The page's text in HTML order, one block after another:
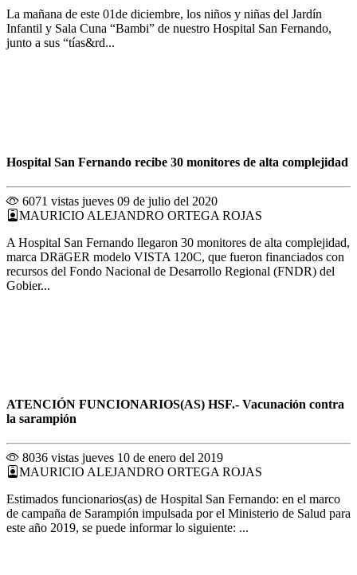
La mañana de este 01de diciembre, los niños y niñas del Jardín
Infantil y Sala Cuna “Bambi” de nuestro Hospital San Fernando,
junto a sus “tías&rd...
Hospital San Fernando recibe 30 monitores de alta complejidad
6071 vistas jueves 09 de julio del 2020
MAURICIO ALEJANDRO ORTEGA ROJAS
A Hospital San Fernando llegaron 30 monitores de alta complejidad,
marca DRäGER modelo VISTA 120C, que fueron financiados con
recursos del Fondo Nacional de Desarrollo Regional (FNDR) del
Gobier...
ATENCIÓN FUNCIONARIOS(AS) HSF.- Vacunación contra
la sarampión
8036 vistas jueves 10 de enero del 2019
MAURICIO ALEJANDRO ORTEGA ROJAS
Estimados funcionarios(as) de Hospital San Fernando: en el marco
de campaña de Sarampión impulsada por el Ministerio de Salud para
este año 2019, se puede informar lo siguiente: ...